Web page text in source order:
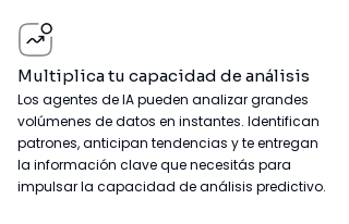
Multiplica tu capacidad de análisis
Los agentes de IA pueden analizar grandes
volúmenes de datos en instantes. Identifican
patrones, anticipan tendencias y te entregan
la información clave que necesitás para
impulsar la capacidad de análisis predictivo.